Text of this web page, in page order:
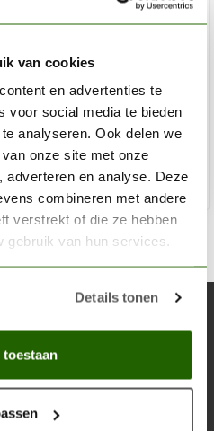
van cookies
en advertenties te
voor social media te bieden
analyseren. Ook delen we
onze site met onze
adverteren en analyse. Deze
combineren met andere
verstrekt of die ze hebben
gebruik van hun services.
Details tonen
toestaan
- schuurblok - 3x -